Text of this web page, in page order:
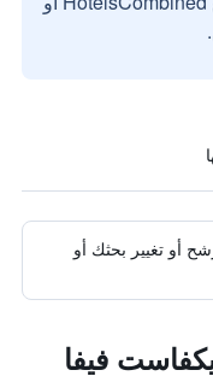
أو تغيير بحثك أو
فيفا